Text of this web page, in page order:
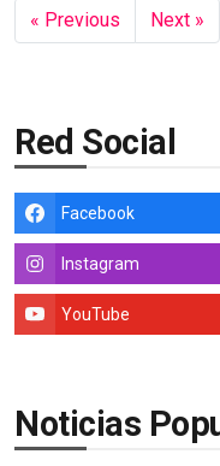
« Previous Next »
Red Social
Facebook
Instagram
YouTube
Noticias